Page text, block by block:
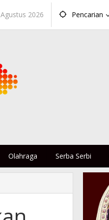
2026 Pencarian
Olahraga Serba Serbi